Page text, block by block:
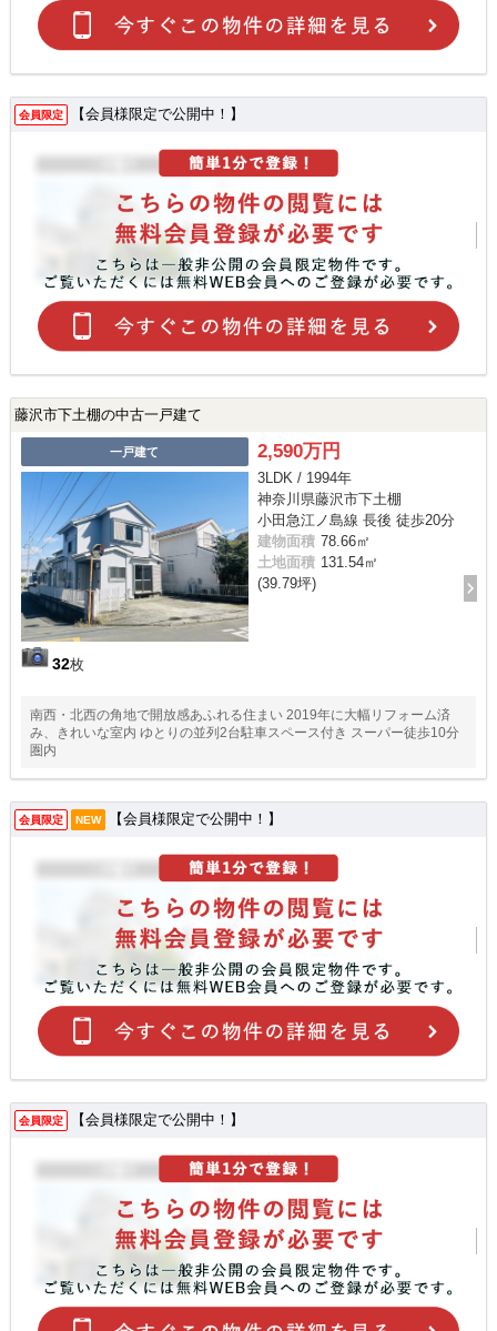
会員限定 【会員様限定で公開中！】
藤沢市下土棚の中古一戸建て
一戸建て
32枚
2,590万円
3LDK / 1994年
神奈川県藤沢市下土棚
小田急江ノ島線 長後 徒歩20分
建物面積 78.66㎡
土地面積 131.54㎡
(39.79坪)
南西・北西の角地で開放感あふれる住まい 2019年に大幅リフォーム済
み、きれいな室内 ゆとりの並列2台駐車スペース付き スーパー徒歩10分
圏内
会員限定 NEW 【会員様限定で公開中！】
会員限定 【会員様限定で公開中！】